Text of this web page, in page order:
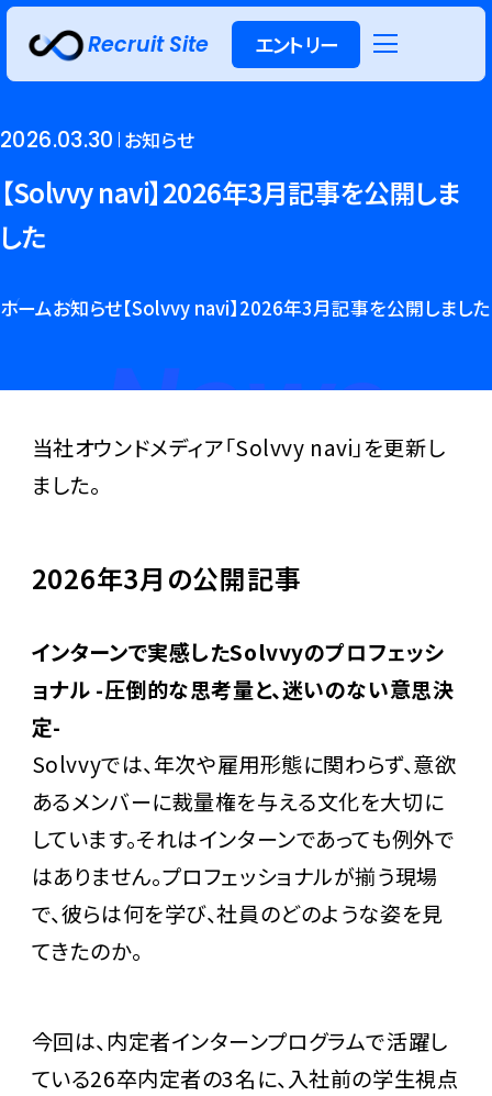
Recruit Site エントリー
2026.03.30 お知らせ
【Solvvy navi】2026年3月記事を公開しま
した
ホームお知らせ【Solvvy navi】2026年3月記事を公開しました
News
当社オウンドメディア「Solvvy navi」を更新し
ました。
2026年3月の公開記事
インターンで実感したSolvvyのプロフェッシ
ョナル -圧倒的な思考量と、迷いのない意思決
定-
Solvvyでは、年次や雇用形態に関わらず、意欲
あるメンバーに裁量権を与える文化を大切に
しています。それはインターンであっても例外で
はありません。プロフェッショナルが揃う現場
で、彼らは何を学び、社員のどのような姿を見
てきたのか。
今回は、内定者インターンプログラムで活躍し
ている26卒内定者の3名に、入社前の学生視点